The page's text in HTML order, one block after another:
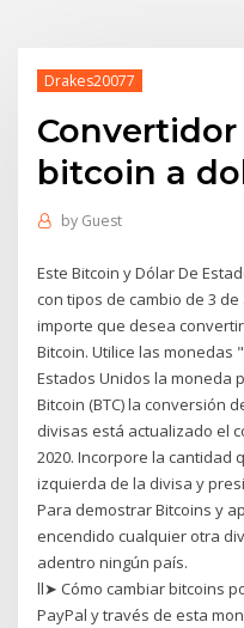
Drakes20077
bitcoin a
by Guest
Este Bitcoin y Dólar De
con tipos de cambio de 3
importe que desea
Bitcoin. Utilice las monedas
Estados Unidos la moneda
Bitcoin (BTC) la conversión
divisas está actualizado el
2020. Incorpore la cantidad
izquierda de la divisa y
Para demostrar Bitcoins y
encendido cualquier otra
adentro ningún país.
ll➤ Cómo cambiar bitcoins
PayPal y través de esta